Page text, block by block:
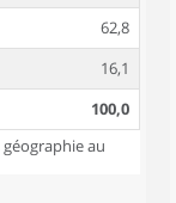
62,8
16,1
100,0
au